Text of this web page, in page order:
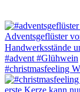
#christmasfeeling